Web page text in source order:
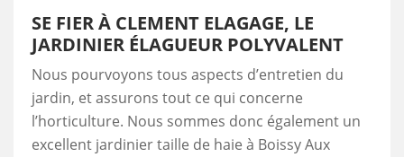
SE FIER À CLEMENT ELAGAGE, LE
JARDINIER ÉLAGUEUR POLYVALENT
Nous pourvoyons tous aspects d’entretien du
jardin, et assurons tout ce qui concerne
l’horticulture. Nous sommes donc également un
excellent jardinier taille de haie à Boissy Aux